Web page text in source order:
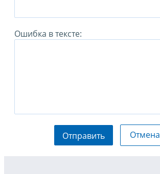
Ошибка в тексте:
Отправить Отмена